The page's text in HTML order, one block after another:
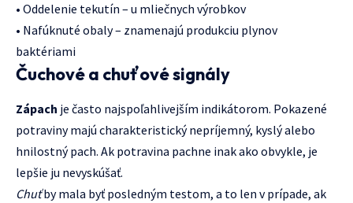
• Oddelenie tekutín – u mliečnych výrobkov
• Nafúknuté obaly – znamenajú produkciu plynov
baktériami
Čuchové a chuťové signály
Zápach je často najspoľahlivejším indikátorom. Pokazené
potraviny majú charakteristický nepríjemný, kyslý alebo
hnilostný pach. Ak potravina pachne inak ako obvykle, je
lepšie ju nevyskúšať.
Chuťby mala byť posledným testom, a to len v prípade, ak